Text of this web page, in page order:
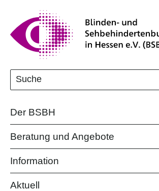
Der BSBH
Beratung und Angebote
Information
Aktuell